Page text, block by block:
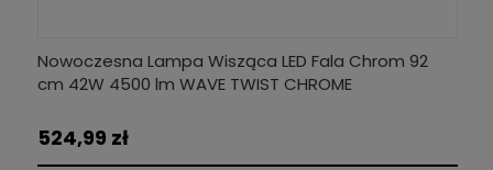
Nowoczesna Lampa Wisząca LED Fala Chrom 92
cm 42W 4500 lm WAVE TWIST CHROME
524,99 zł